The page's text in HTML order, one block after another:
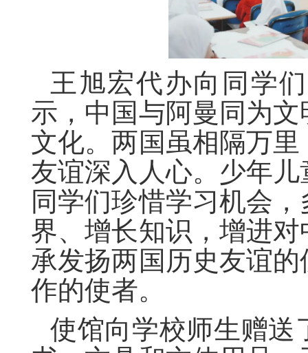
王旭宏代办向同学
示，中国与阿曼同为
文化。两国虽相隔万
友谊深入人心。少年
同学们珍惜学习机会
界、增长知识，增进
承发扬两国历史友谊
作的使者。
使馆向学校师生赠送